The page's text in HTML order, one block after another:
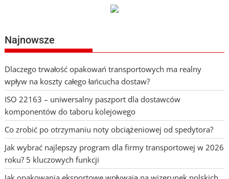
Najnowsze
Dlaczego trwałość opakowań transportowych ma realny
wpływ na koszty całego łańcucha dostaw?
ISO 22163 – uniwersalny paszport dla dostawców
komponentów do taboru kolejowego
Co zrobić po otrzymaniu noty obciążeniowej od spedytora?
Jak wybrać najlepszy program dla firmy transportowej w 2026
roku? 5 kluczowych funkcji